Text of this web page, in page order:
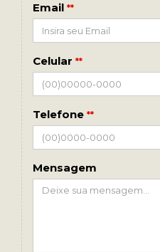
Email **
Celular **
Telefone **
Mensagem